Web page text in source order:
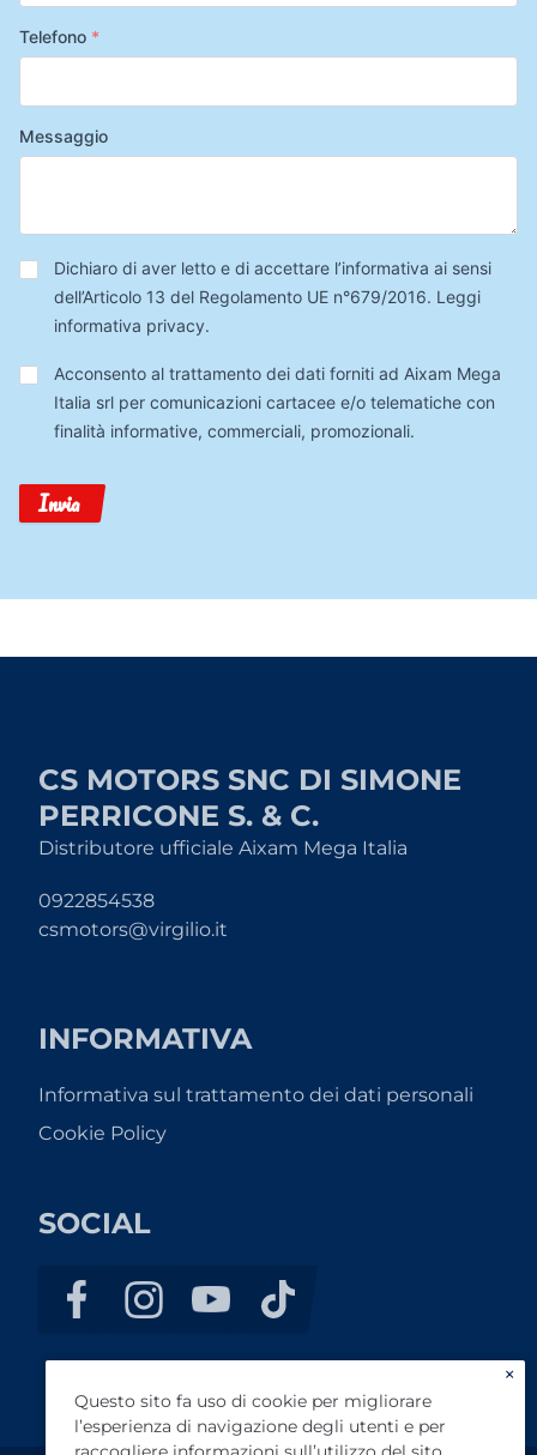
Telefono *
Messaggio
Privacy*
Dichiaro di aver letto e di accettare l’informativa ai sensi
dell’Articolo 13 del Regolamento UE n°679/2016. Leggi
informativa privacy.
Trattamento
Dati
Acconsento al trattamento dei dati forniti ad Aixam Mega
Italia srl per comunicazioni cartacee e/o telematiche con
finalità informative, commerciali, promozionali.
Invia
CS MOTORS SNC DI SIMONE
PERRICONE S. & C.
Distributore ufficiale Aixam Mega Italia
0922854538
csmotors@virgilio.it
INFORMATIVA
Informativa sul trattamento dei dati personali
Cookie Policy
SOCIAL
×
Questo sito fa uso di cookie per migliorare
l’esperienza di navigazione degli utenti e per